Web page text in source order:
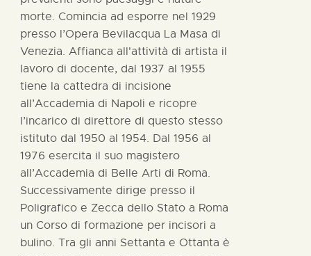
morte. Comincia ad esporre nel 1929
presso l’Opera Bevilacqua La Masa di
Venezia. Affianca all'attività di artista il
lavoro di docente, dal 1937 al 1955
tiene la cattedra di incisione
all’Accademia di Napoli e ricopre
l’incarico di direttore di questo stesso
istituto dal 1950 al 1954. Dal 1956 al
1976 esercita il suo magistero
all’Accademia di Belle Arti di Roma.
Successivamente dirige presso il
Poligrafico e Zecca dello Stato a Roma
un Corso di formazione per incisori a
bulino. Tra gli anni Settanta e Ottanta è